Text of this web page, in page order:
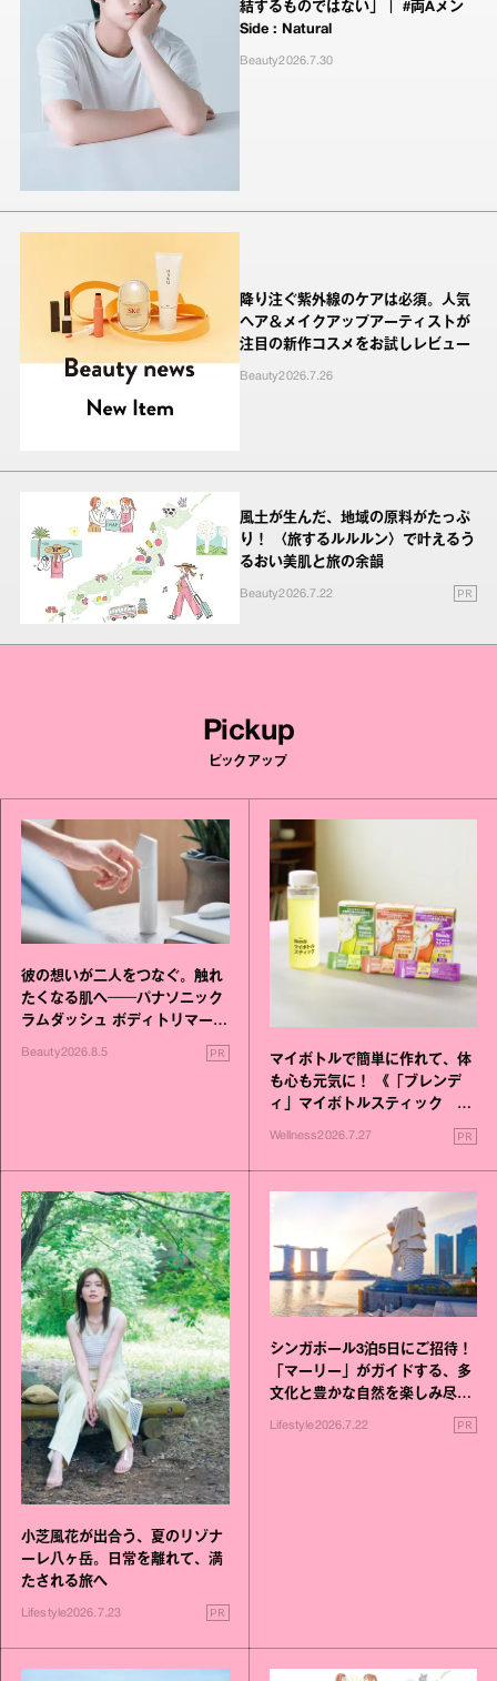
結するものではない」｜ #両Aメン
Side : Natural
Beauty2026.7.30
降り注ぐ紫外線のケアは必須。人気
ヘア＆メイクアップアーティストが
注目の新作コスメをお試しレビュー
Beauty2026.7.26
風土が生んだ、地域の原料がたっぷ
り！ 〈旅するルルルン〉で叶えるう
るおい美肌と旅の余韻
Beauty2026.7.22 PR
Pickup
ピックアップ
彼の想いが二人をつなぐ。触れ
たくなる肌へ──パナソニック
ラムダッシュ ボディトリマーが
Beauty2026.8.5 PR
マイボトルで簡単に作れて、体
も心も元気に！ 《「ブレンデ
ィ」マイボトルスティック い
いこと毎日》シリーズが誕生
Wellness2026.7.27 PR
小芝風花が出合う、夏のリゾナ
ーレ八ヶ岳。日常を離れて、満
たされる旅へ
Lifestyle2026.7.23 PR
シンガポール3泊5日にご招待！
「マーリー」がガイドする、多
文化と豊かな自然を楽しみ尽く
Lifestyle2026.7.22 PR